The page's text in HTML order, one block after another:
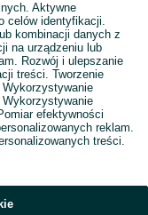
Aktywne
celów identyfikacji.
kombinacji danych z
na urządzeniu lub
Rozwój i ulepszanie
treści. Tworzenie
efektywności
reklam.
treści.